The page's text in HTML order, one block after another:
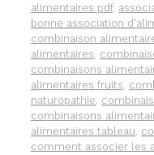
alimentaires pdf,
bonne association
combinaison
alimentaires,
combinaisons
alimentaires fruits,
naturopathie,
combinaisons
alimentaires tableau,
comment associer les